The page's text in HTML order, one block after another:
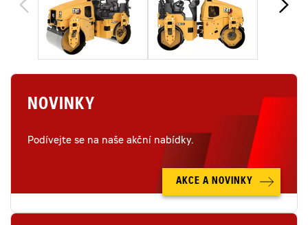
NOVINKY
Podívejte se na naše akční nabídky.
AKCE A NOVINKY